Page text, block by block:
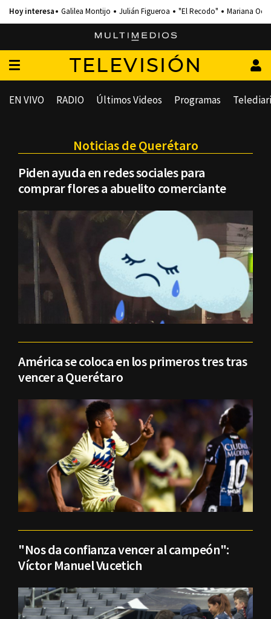
Galilea Montijo Julián Figueroa "El Recodo" Mariana
TELEVISIÓN
EN VIVO RADIO Últimos Videos Programas
Noticias de Querétaro
Piden ayuda en redes sociales para
comprar flores a abuelito comerciante
América se coloca en los primeros tres tras
vencer a Querétaro
"Nos da confianza vencer al campeón":
Víctor Manuel Vucetich